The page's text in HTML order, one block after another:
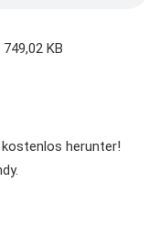
749,02 KB
herunter!